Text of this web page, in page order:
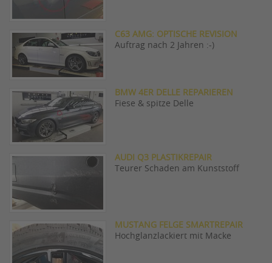
C63 AMG: OPTISCHE REVISION
Auftrag nach 2 Jahren :-)
BMW 4ER DELLE REPARIEREN
Fiese & spitze Delle
AUDI Q3 PLASTIKREPAIR
Teurer Schaden am Kunststoff
MUSTANG FELGE SMARTREPAIR
Hochglanzlackiert mit Macke